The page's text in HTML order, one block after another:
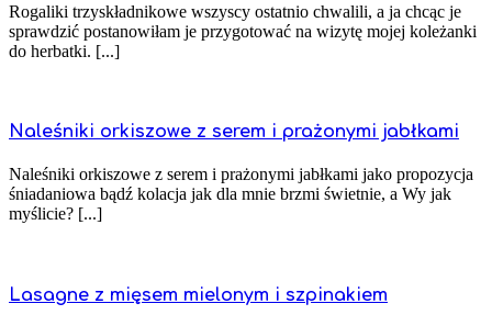
Rogaliki trzyskładnikowe wszyscy ostatnio chwalili, a ja chcąc je
sprawdzić postanowiłam je przygotować na wizytę mojej koleżanki
do herbatki. [...]
Naleśniki orkiszowe z serem i prażonymi jabłkami
Naleśniki orkiszowe z serem i prażonymi jabłkami jako propozycja
śniadaniowa bądź kolacja jak dla mnie brzmi świetnie, a Wy jak
myślicie? [...]
Lasagne z mięsem mielonym i szpinakiem